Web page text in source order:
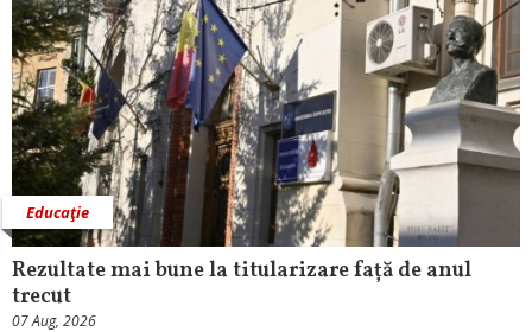
Educaţie
Rezultate mai bune la titularizare față de anul
trecut
07 Aug, 2026